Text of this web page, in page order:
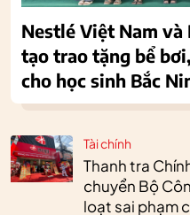
Tài chính
Thanh tra
chuyển Bộ
loạt sai phạm
Nestlé Việt Nam và
tạo trao tặng bể
cho học sinh Bắc